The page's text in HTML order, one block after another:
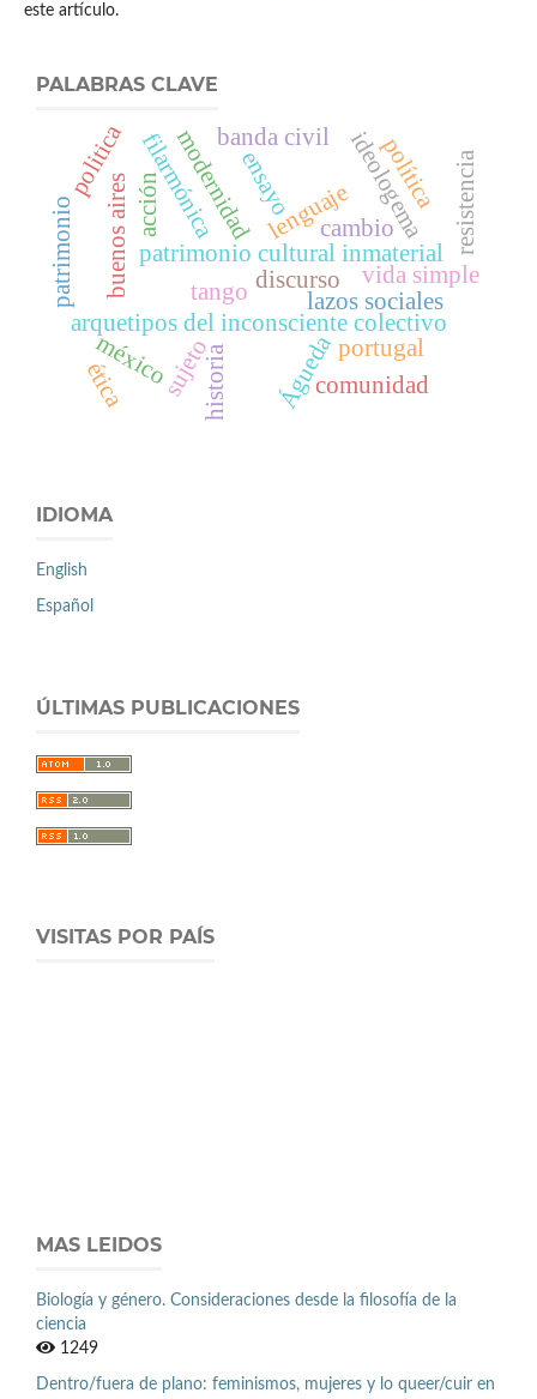
este artículo.
PALABRAS CLAVE
patrimonio cultural inmaterial
tango
buenos aires
arquetipos del inconsciente colectivo
lazos sociales
modernidad
sujeto
lenguaje
discurso
ideologema
ensayo
banda civil
filarmónica
Águedaportugal
méxico historia
vida simple
comunidad
politica
acción cambio
ética
política resistencia
patrimonio
IDIOMA
English
Español
ÚLTIMAS PUBLICACIONES
VISITAS POR PAÍS
MAS LEIDOS
Biología y género. Consideraciones desde la filosofía de la
ciencia
1249
Dentro/fuera de plano: feminismos, mujeres y lo queer/cuir en